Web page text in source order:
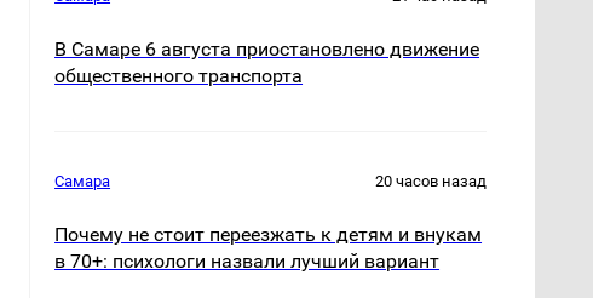
В Самаре 6 августа приостановлено движение
общественного транспорта
Самара 20 часов назад
Почему не стоит переезжать к детям и внукам
в 70+: психологи назвали лучший вариант